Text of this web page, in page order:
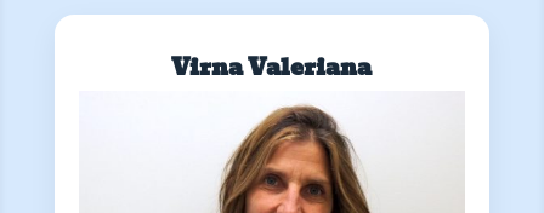
Virna Valeriana